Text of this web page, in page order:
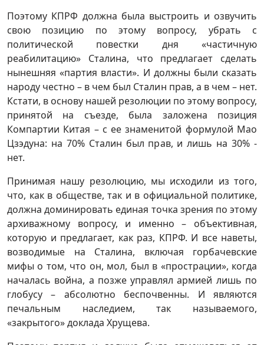
Поэтому КПРФ должна была выстроить и озвучить
свою позицию по этому вопросу, убрать с
политической повестки дня «частичную
реабилитацию» Сталина, что предлагает сделать
нынешняя «партия власти». И должны были сказать
народу честно – в чем был Сталин прав, а в чем – нет.
Кстати, в основу нашей резолюции по этому вопросу,
принятой на съезде, была заложена позиция
Компартии Китая – с ее знаменитой формулой Мао
Цзэдуна: на 70% Сталин был прав, и лишь на 30% -
нет.
Принимая нашу резолюцию, мы исходили из того,
что, как в обществе, так и в официальной политике,
должна доминировать единая точка зрения по этому
архиважному вопросу, и именно – объективная,
которую и предлагает, как раз, КПРФ. И все наветы,
возводимые на Сталина, включая горбачевские
мифы о том, что он, мол, был в «прострации», когда
началась война, а позже управлял армией лишь по
глобусу – абсолютно беспочвенны. И являются
печальным наследием, так называемого,
«закрытого» доклада Хрущева.